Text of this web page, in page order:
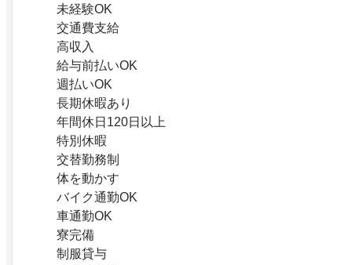
未経験OK
交通費支給
高収入
給与前払いOK
週払いOK
長期休暇あり
年間休日120日以上
特別休暇
交替勤務制
体を動かす
バイク通勤OK
車通勤OK
寮完備
制服貸与